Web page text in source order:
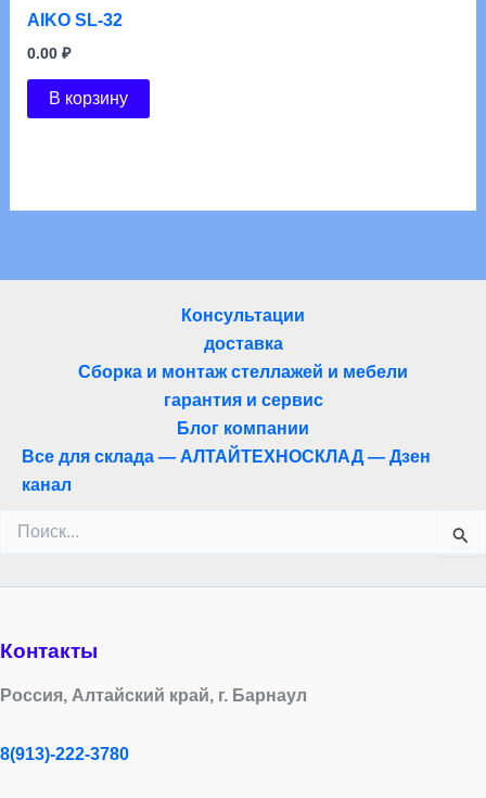
AIKO SL-32
0.00 ₽
В корзину
Консультации
доставка
Сборка и монтаж стеллажей и мебели
гарантия и сервис
Блог компании
Все для склада — АЛТАЙТЕХНОСКЛАД — Дзен
канал
Поиск:
Контакты
Россия, Алтайский край, г. Барнаул
8(913)-222-3780